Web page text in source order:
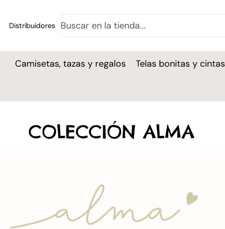
Distribuidores
Camisetas, tazas y regalos Telas bonitas y cintas
COLECCIÓN ALMA